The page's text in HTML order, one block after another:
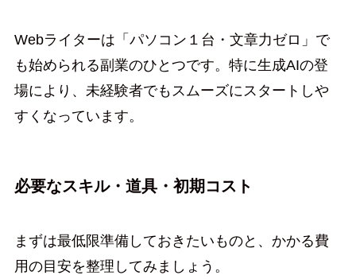
Webライターは「パソコン１台・文章力ゼロ」で
も始められる副業のひとつです。特に生成AIの登
場により、未経験者でもスムーズにスタートしや
すくなっています。
必要なスキル・道具・初期コスト
まずは最低限準備しておきたいものと、かかる費
用の目安を整理してみましょう。